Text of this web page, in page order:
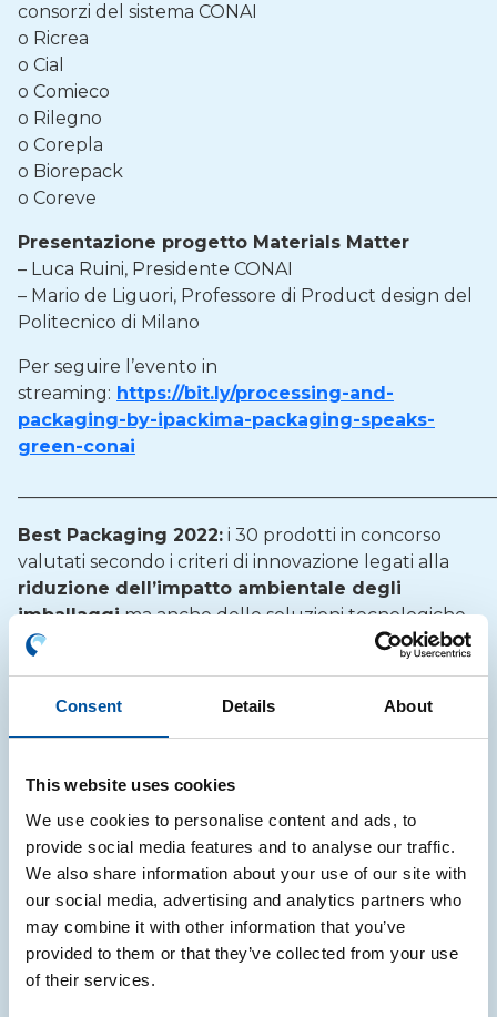
Consent Details About
This website uses cookies
We use cookies to personalise content and ads, to
provide social media features and to analyse our traffic.
We also share information about your use of our site with
our social media, advertising and analytics partners who
may combine it with other information that you’ve
provided to them or that they’ve collected from your use
of their services.
consorzi del sistema CONAI
o Ricrea
o Cial
o Comieco
o Rilegno
o Corepla
o Biorepack
o Coreve
Presentazione progetto Materials Matter
– Luca Ruini, Presidente CONAI
– Mario de Liguori, Professore di Product design del
Politecnico di Milano
Per seguire l’evento in
streaming: https://bit.ly/processing-and-
packaging-by-ipackima-packaging-speaks-
green-conai
Best Packaging 2022: i 30 prodotti in concorso
valutati secondo i criteri di innovazione legati alla
riduzione dell’impatto ambientale degli
imballaggima anche delle soluzioni tecnologiche
adottate per migliorare le performance del
Organizzato da Packaging Meeting Srl e promosso
da Istituto Italiano Imballaggio, quest’anno in
edizione del contest Best Packaging si focalizza
dunque su Ambiente e Tecnologia. Verrà assegnato,
inoltre, un premio speciale viene assegnato dalla
Fondazione Carta Etica del Packaging alla soluzione
che si distingue per essersi ispirata ai 10 valori della
Carta Etica del Packaging.
Appuntamento il 4 maggio
per l’assegnazione dei